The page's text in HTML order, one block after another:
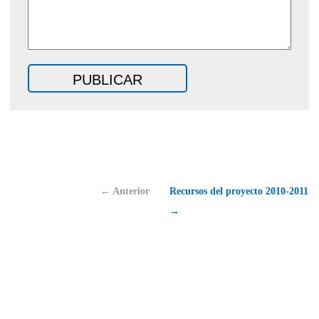
← Anterior
Recursos del proyecto 2010-2011
→